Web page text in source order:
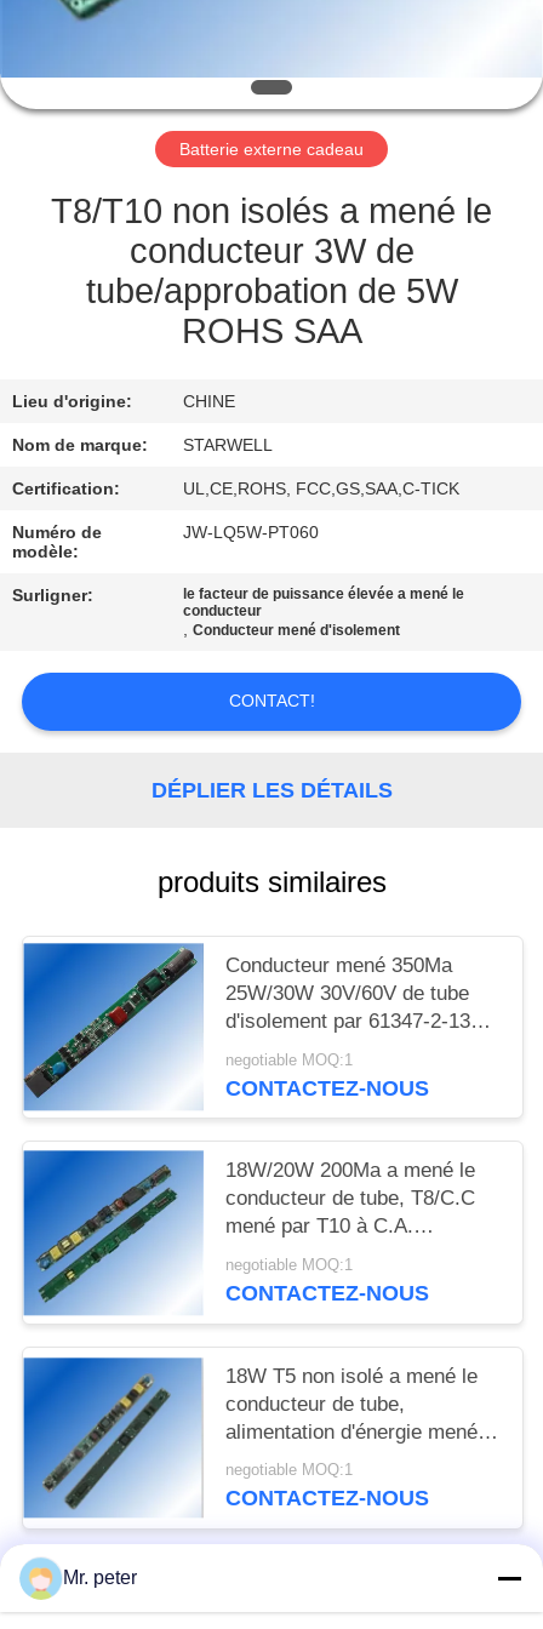
DE
CONTACTEZ-
DEMANDEZ
CITATION
PLAN
DU
SITE
POLICY
Batterie externe cadeau
T8/T10 non isolés a mené le
conducteur 3W de
tube/approbation de 5W
ROHS SAA
Lieu d'origine: CHINE
Nom de marque: STARWELL
Certification: UL,CE,ROHS, FCC,GS,SAA,C-TICK
Numéro de
modèle:
JW-LQ5W-PT060
Surligner:
le facteur de puissance élevée a mené le
conducteur
,Conducteur mené d'isolement
CONTACT!
DÉPLIER LES DÉTAILS
produits similaires
Conducteur mené 350Ma
25W/30W 30V/60V de tube
d'isolement par 61347-2-13
d'en d'UL
negotiable MOQ:1
CONTACTEZ-NOUS
18W/20W 200Ma a mené le
conducteur de tube, T8/C.C
mené par T10 à C.A.
d'alimentation d'énergie de
tube
negotiable MOQ:1
CONTACTEZ-NOUS
18W T5 non isolé a mené le
conducteur de tube,
alimentation d'énergie menée
actuelle constante de tube
negotiable MOQ:1
CONTACTEZ-NOUS
Catégories populaires
Mr. peter